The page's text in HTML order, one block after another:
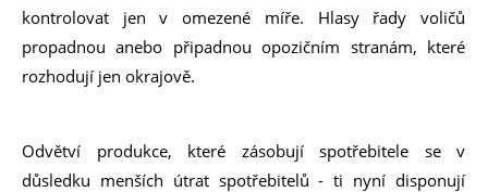
kontrolovat jen v omezené míře. Hlasy řady voličů
propadnou anebo připadnou opozičním stranám, které
rozhodují jen okrajově.
Odvětví produkce, které zásobují spotřebitele se v
důsledku menších útrat spotřebitelů - ti nyní disponují